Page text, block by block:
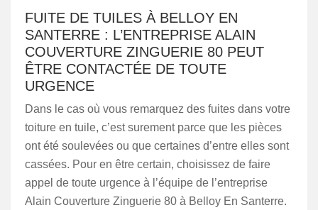
FUITE DE TUILES À BELLOY EN
SANTERRE : L’ENTREPRISE ALAIN
COUVERTURE ZINGUERIE 80 PEUT
ÊTRE CONTACTÉE DE TOUTE
URGENCE
Dans le cas où vous remarquez des fuites dans votre
toiture en tuile, c’est surement parce que les pièces
ont été soulevées ou que certaines d’entre elles sont
cassées. Pour en être certain, choisissez de faire
appel de toute urgence à l’équipe de l’entreprise
Alain Couverture Zinguerie 80 à Belloy En Santerre.